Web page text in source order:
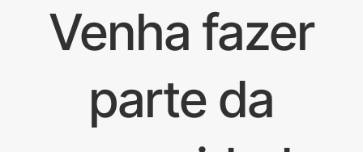
Venha fazer
parte da